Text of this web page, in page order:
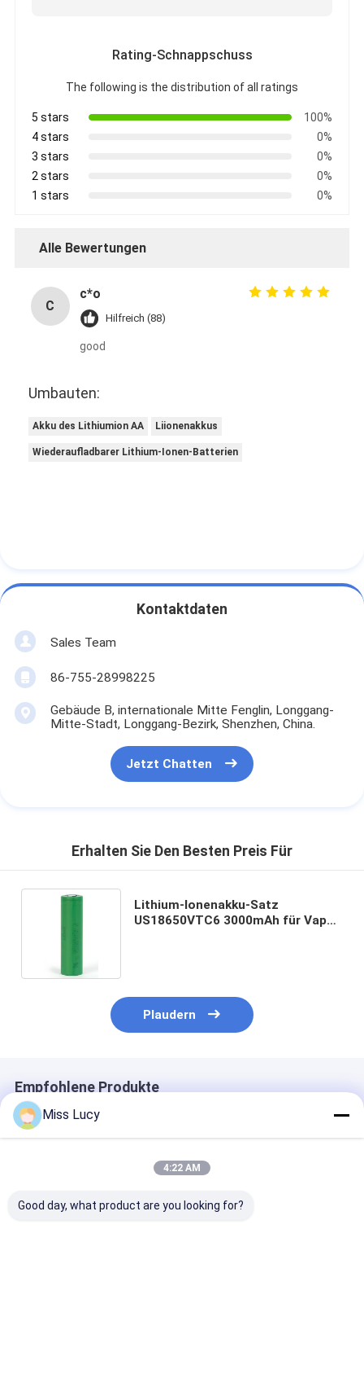
Rating-Schnappschuss
The following is the distribution of all ratings
5 stars
100%
4 stars
0%
3 stars
0%
2 stars
0%
1 stars
0%
Alle Bewertungen
C
c*o
Hilfreich (88)
good
Umbauten:
Akku des Lithiumion AA Liionenakkus
Wiederaufladbarer Lithium-Ionen-Batterien
Kontaktdaten
Sales Team
86-755-28998225
Gebäude B, internationale Mitte Fenglin, Longgang-
Mitte-Stadt, Longgang-Bezirk, Shenzhen, China.
Jetzt Chatten
Erhalten Sie Den Besten Preis Für
Lithium-Ionenakku-Satz
US18650VTC6 3000mAh für Vape
Plaudern
Empfohlene Produkte
Miss Lucy
4:22 AM
Good day, what product are you looking for?